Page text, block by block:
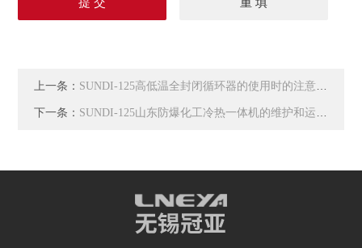
上一条： SUNDI-125高低温全封闭循环器的使用时的注意问题
下一条： SUNDI-125山东防爆化工冷热一体机的维护和运输注意